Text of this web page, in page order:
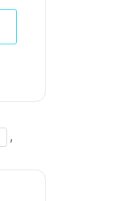
,